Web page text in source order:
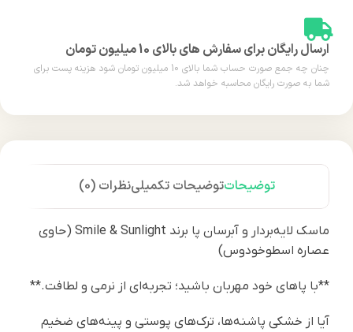
ارسال رایگان برای سفارش های بالای 10 میلیون تومان
چنان چه جمع صورت حساب شما بالای 10 میلیون تومان شود هزینه پست برای
شما به صورت رایگان محاسبه خواهد شد.
توضیحاتتوضیحات تکمیلینظرات (0)
ماسک لایه‌بردار و آبرسان پا برند Smile & Sunlight (حاوی
عصاره اسطوخودوس)
**با پاهای خود مهربان باشید؛ تجربه‌ای از نرمی و لطافت.**
آیا از خشکی پاشنه‌ها، ترک‌های پوستی و پینه‌های ضخیم